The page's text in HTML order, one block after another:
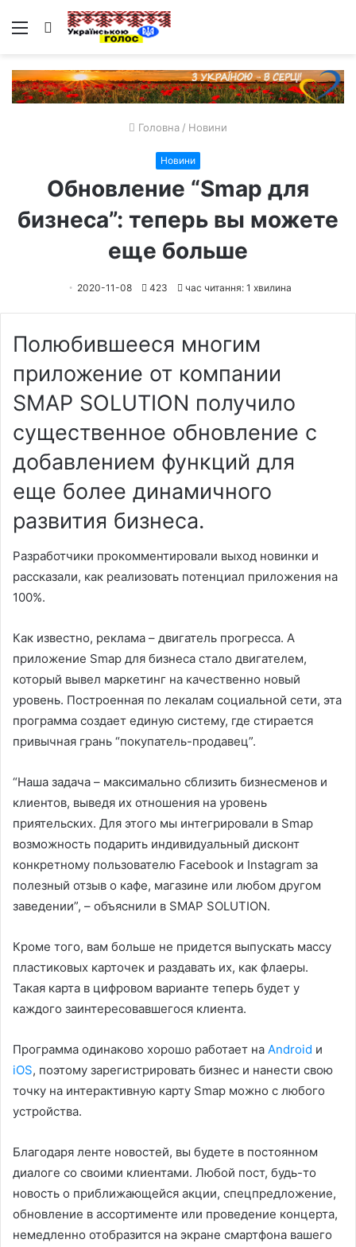
Меню Пошук
Головна / Новини
Новини
Обновление “Smap для
бизнеса”: теперь вы можете
еще больше
2020-11-08 423 час читання: 1 хвилина
Полюбившееся многим
приложение от компании
SMAP SOLUTION получило
существенное обновление с
добавлением функций для
еще более динамичного
развития бизнеса.
Разработчики прокомментировали выход новинки и
рассказали, как реализовать потенциал приложения на
100%.
Как известно, реклама – двигатель прогресса. А
приложение Smap для бизнеса стало двигателем,
который вывел маркетинг на качественно новый
уровень. Построенная по лекалам социальной сети, эта
программа создает единую систему, где стирается
привычная грань “покупатель-продавец”.
“Наша задача – максимально сблизить бизнесменов и
клиентов, выведя их отношения на уровень
приятельских. Для этого мы интегрировали в Smap
возможность подарить индивидуальный дисконт
конкретному пользователю Facebook и Instagram за
полезный отзыв о кафе, магазине или любом другом
заведении”, – объяснили в SMAP SOLUTION.
Кроме того, вам больше не придется выпускать массу
пластиковых карточек и раздавать их, как флаеры.
Такая карта в цифровом варианте теперь будет у
каждого заинтересовавшегося клиента.
Программа одинаково хорошо работает на Android и
iOS, поэтому зарегистрировать бизнес и нанести свою
точку на интерактивную карту Smap можно с любого
устройства.
Благодаря ленте новостей, вы будете в постоянном
диалоге со своими клиентами. Любой пост, будь-то
новость о приближающейся акции, спецпредложение,
обновление в ассортименте или проведение концерта,
немедленно отобразится на экране смартфона вашего